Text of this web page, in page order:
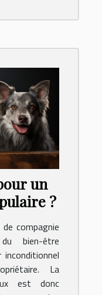
un
?
compagnie
bien-être
La
est donc